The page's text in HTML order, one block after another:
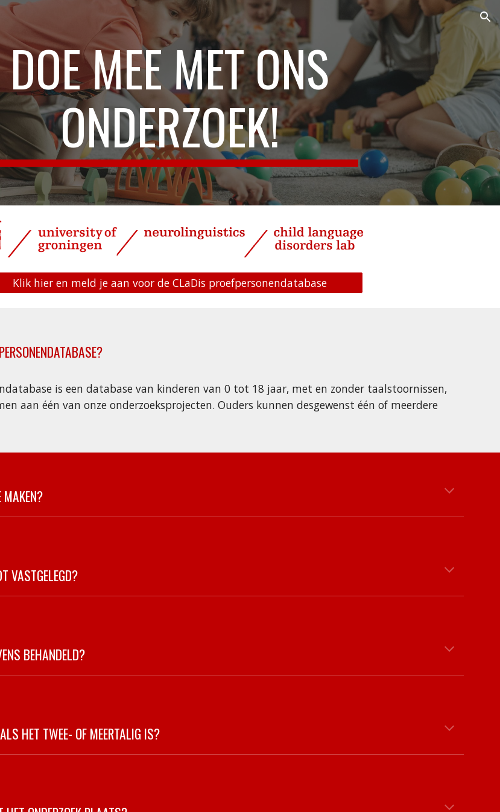
Skip to navigation
DOE MEE MET ONS
ONDERZOEK!
Klik hier en meld je aan voor de CLaDis proefpersonendatabase
?
is een database van kinderen van 0 tot 18 jaar, met en zonder taalstoornissen,
aan één van onze onderzoeksprojecten. Ouders kunnen desgewenst één of meerdere
MAKEN?
VASTGELEGD?
BEHANDELD?
HET TWEE- OF MEERTALIG IS?